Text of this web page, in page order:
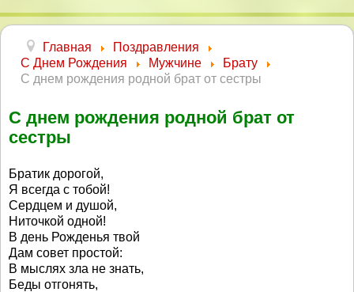
Главная
Поздравления
С Днем Рождения
Мужчине
Брату
С днем рождения родной брат от сестры
С днем рождения родной брат от
сестры
Братик дорогой,
Я всегда с тобой!
Сердцем и душой,
Ниточкой одной!
В день Рожденья твой
Дам совет простой:
В мыслях зла не знать,
Беды отгонять,